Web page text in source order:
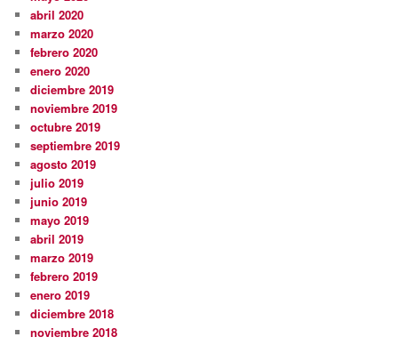
abril 2020
marzo 2020
febrero 2020
enero 2020
diciembre 2019
noviembre 2019
octubre 2019
septiembre 2019
agosto 2019
julio 2019
junio 2019
mayo 2019
abril 2019
marzo 2019
febrero 2019
enero 2019
diciembre 2018
noviembre 2018